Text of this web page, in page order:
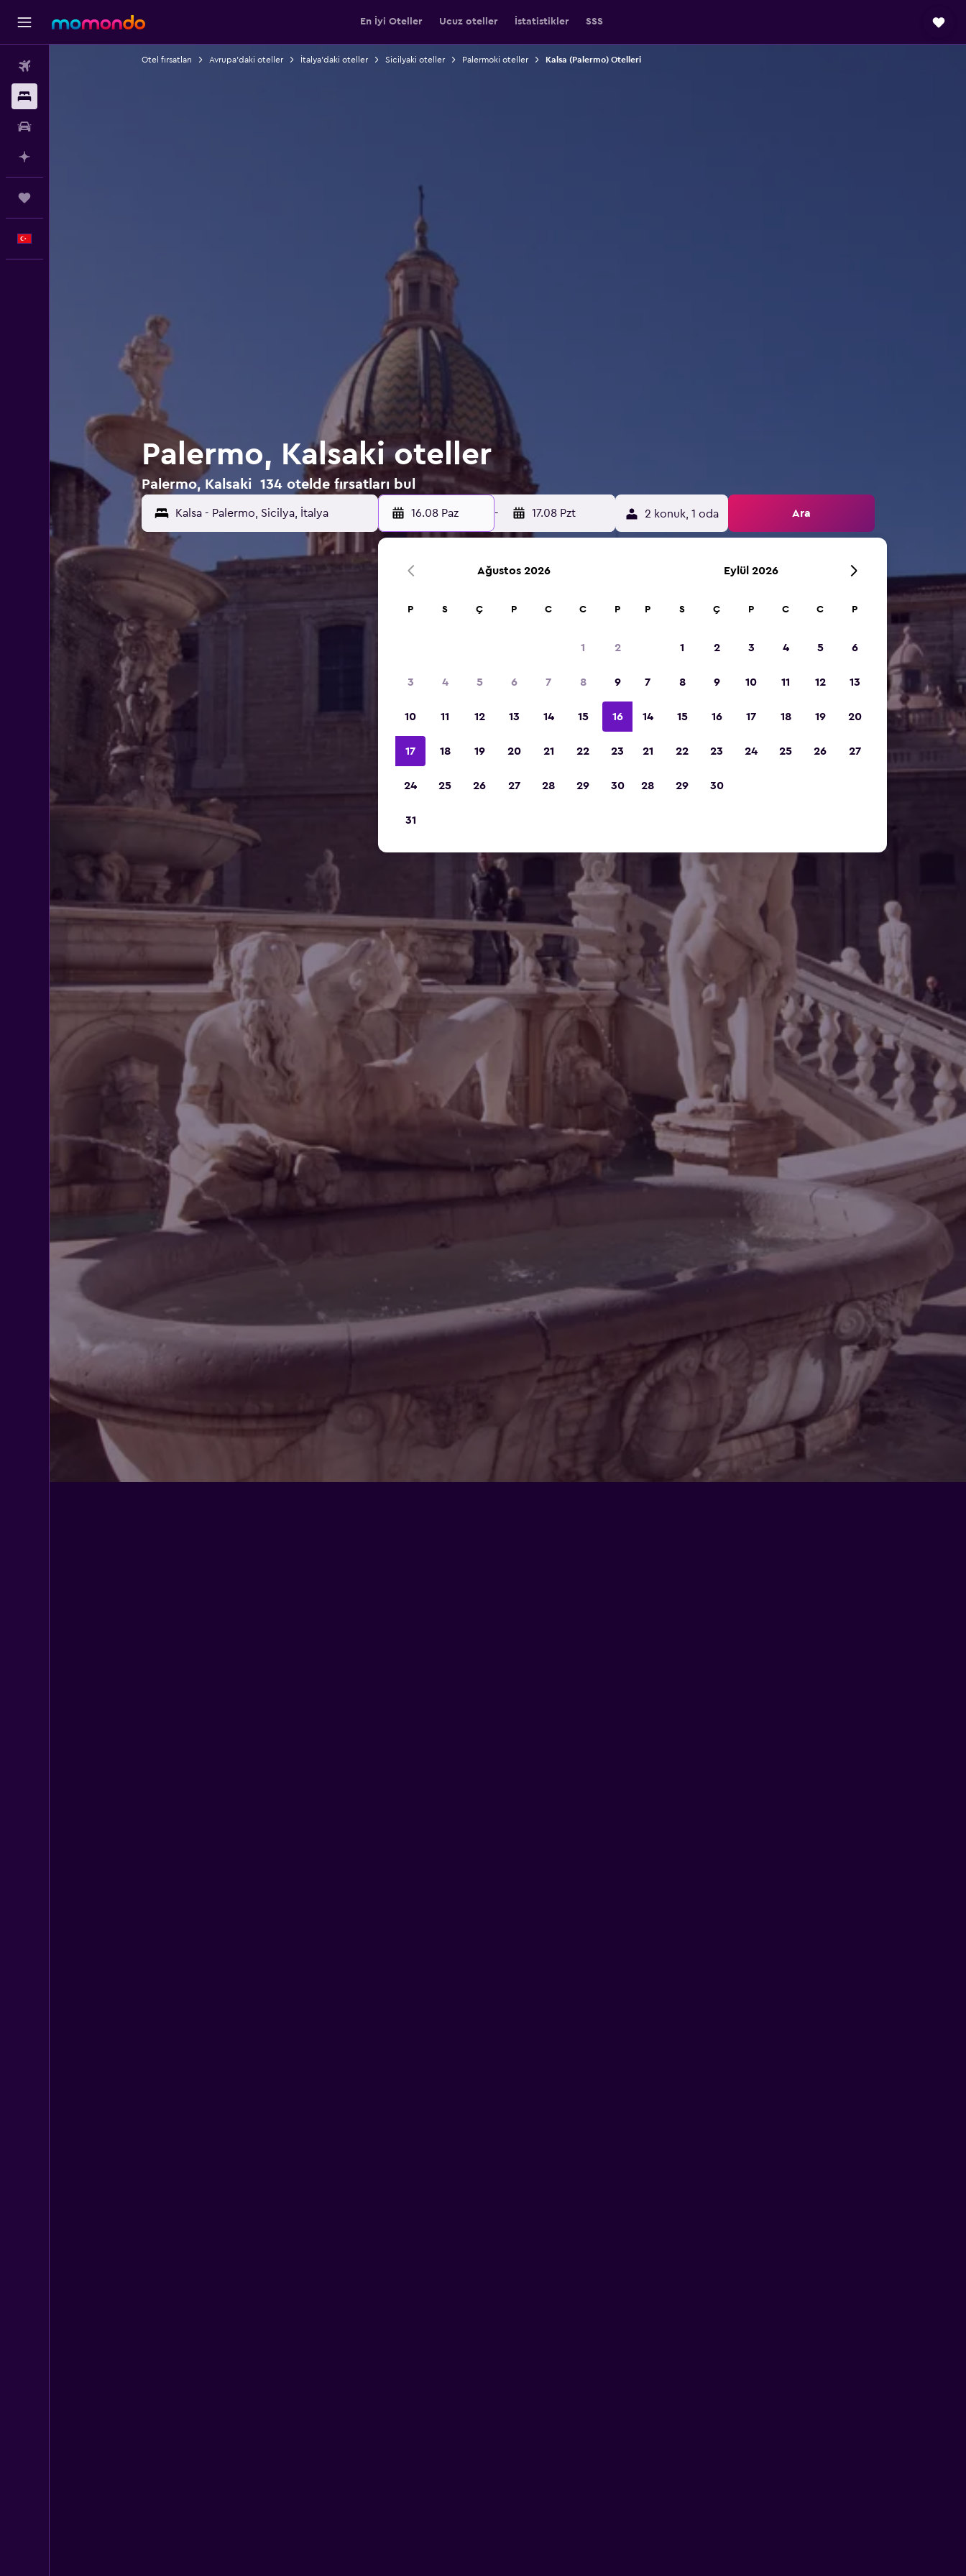
En İyi Oteller Ucuz oteller İstatistikler SSS
Otel fırsatları Avrupa'daki oteller İtalya'daki oteller Sicilyaki oteller Palermoki oteller Kalsa (Palermo) Otelleri
Palermo, Kalsaki oteller
Palermo, Kalsaki 134 otelde fırsatları bul
16.08 Paz - 17.08 Pzt 2 konuk, 1 oda Ara
Ağustos 2026
P S Ç P C C P
1 2
3 4 5 6 7 8 9
10 11 12 13 14 15 16
17 18 19 20 21 22 23
24 25 26 27 28 29 30
31
Eylül 2026
P S Ç P C C P
1 2 3 4 5 6
7 8 9 10 11 12 13
14 15 16 17 18 19 20
21 22 23 24 25 26 27
28 29 30